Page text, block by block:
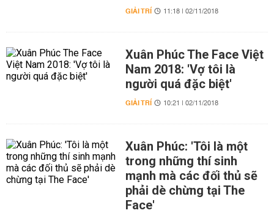
GIẢI TRÍ 11:18 | 02/11/2018
Xuân Phúc The Face Việt
Nam 2018: 'Vợ tôi là
người quá đặc biệt'
GIẢI TRÍ 10:21 | 02/11/2018
Xuân Phúc: 'Tôi là một
trong những thí sinh
mạnh mà các đối thủ sẽ
phải dè chừng tại The
Face'